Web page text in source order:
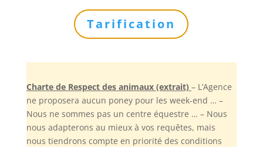
Tarification
Charte de Respect des animaux (extrait) – L’Agence
ne proposera aucun poney pour les week-end … –
Nous ne sommes pas un centre équestre … – Nous
nous adapterons au mieux à vos requêtes, mais
nous tiendrons compte en priorité des conditions